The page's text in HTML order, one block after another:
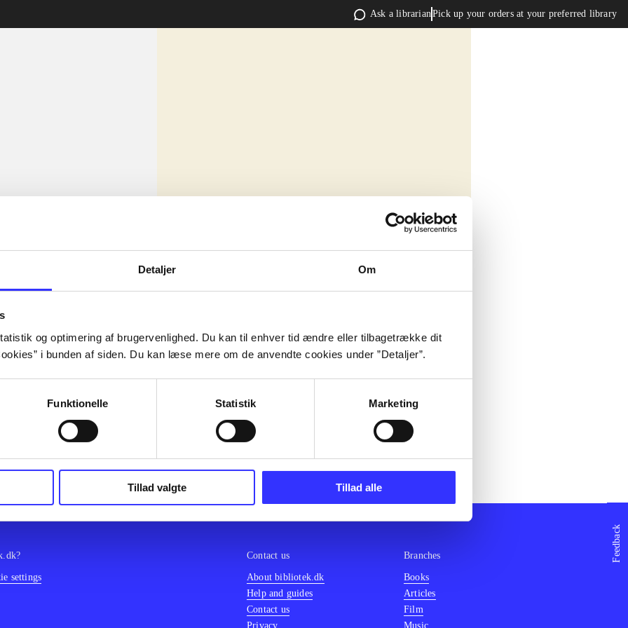
Detaljer Om
og optimering af brugervenlighed. Du kan til enhver tid ændre eller tilbagetrække dit
i bunden af siden. Du kan læse mere om de anvendte cookies under ”Detaljer”.
Funktionelle Statistik Marketing
Tillad valgte Tillad alle
Ask a librarianPick up your orders at your preferred library
sit amet ...
sit amet ...
sit amet ...
sit amet ...
sit amet ...
sit amet ...
Feedback
settings
Contact us
About bibliotek.dk
Help and guides
Contact us
Privacy
Branches
Books
Articles
Film
Music